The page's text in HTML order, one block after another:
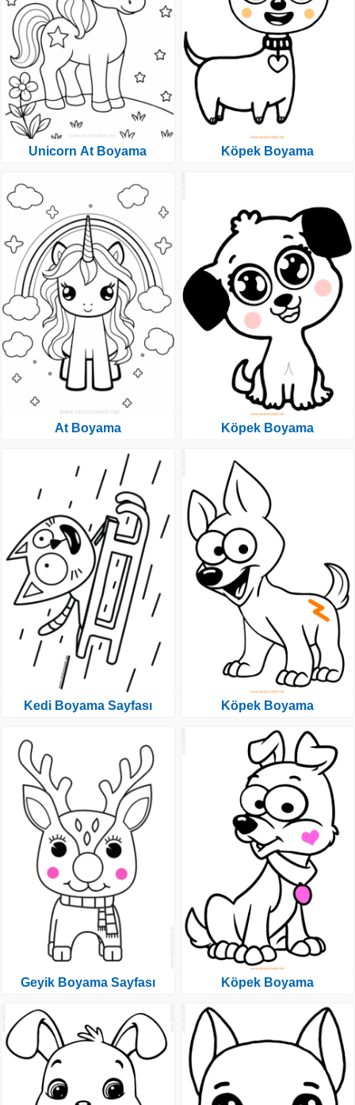
Unicorn At Boyama
At Boyama
Kedi Boyama Sayfası
Geyik Boyama Sayfası
Köpek Boyama
Köpek Boyama
Köpek Boyama
Köpek Boyama